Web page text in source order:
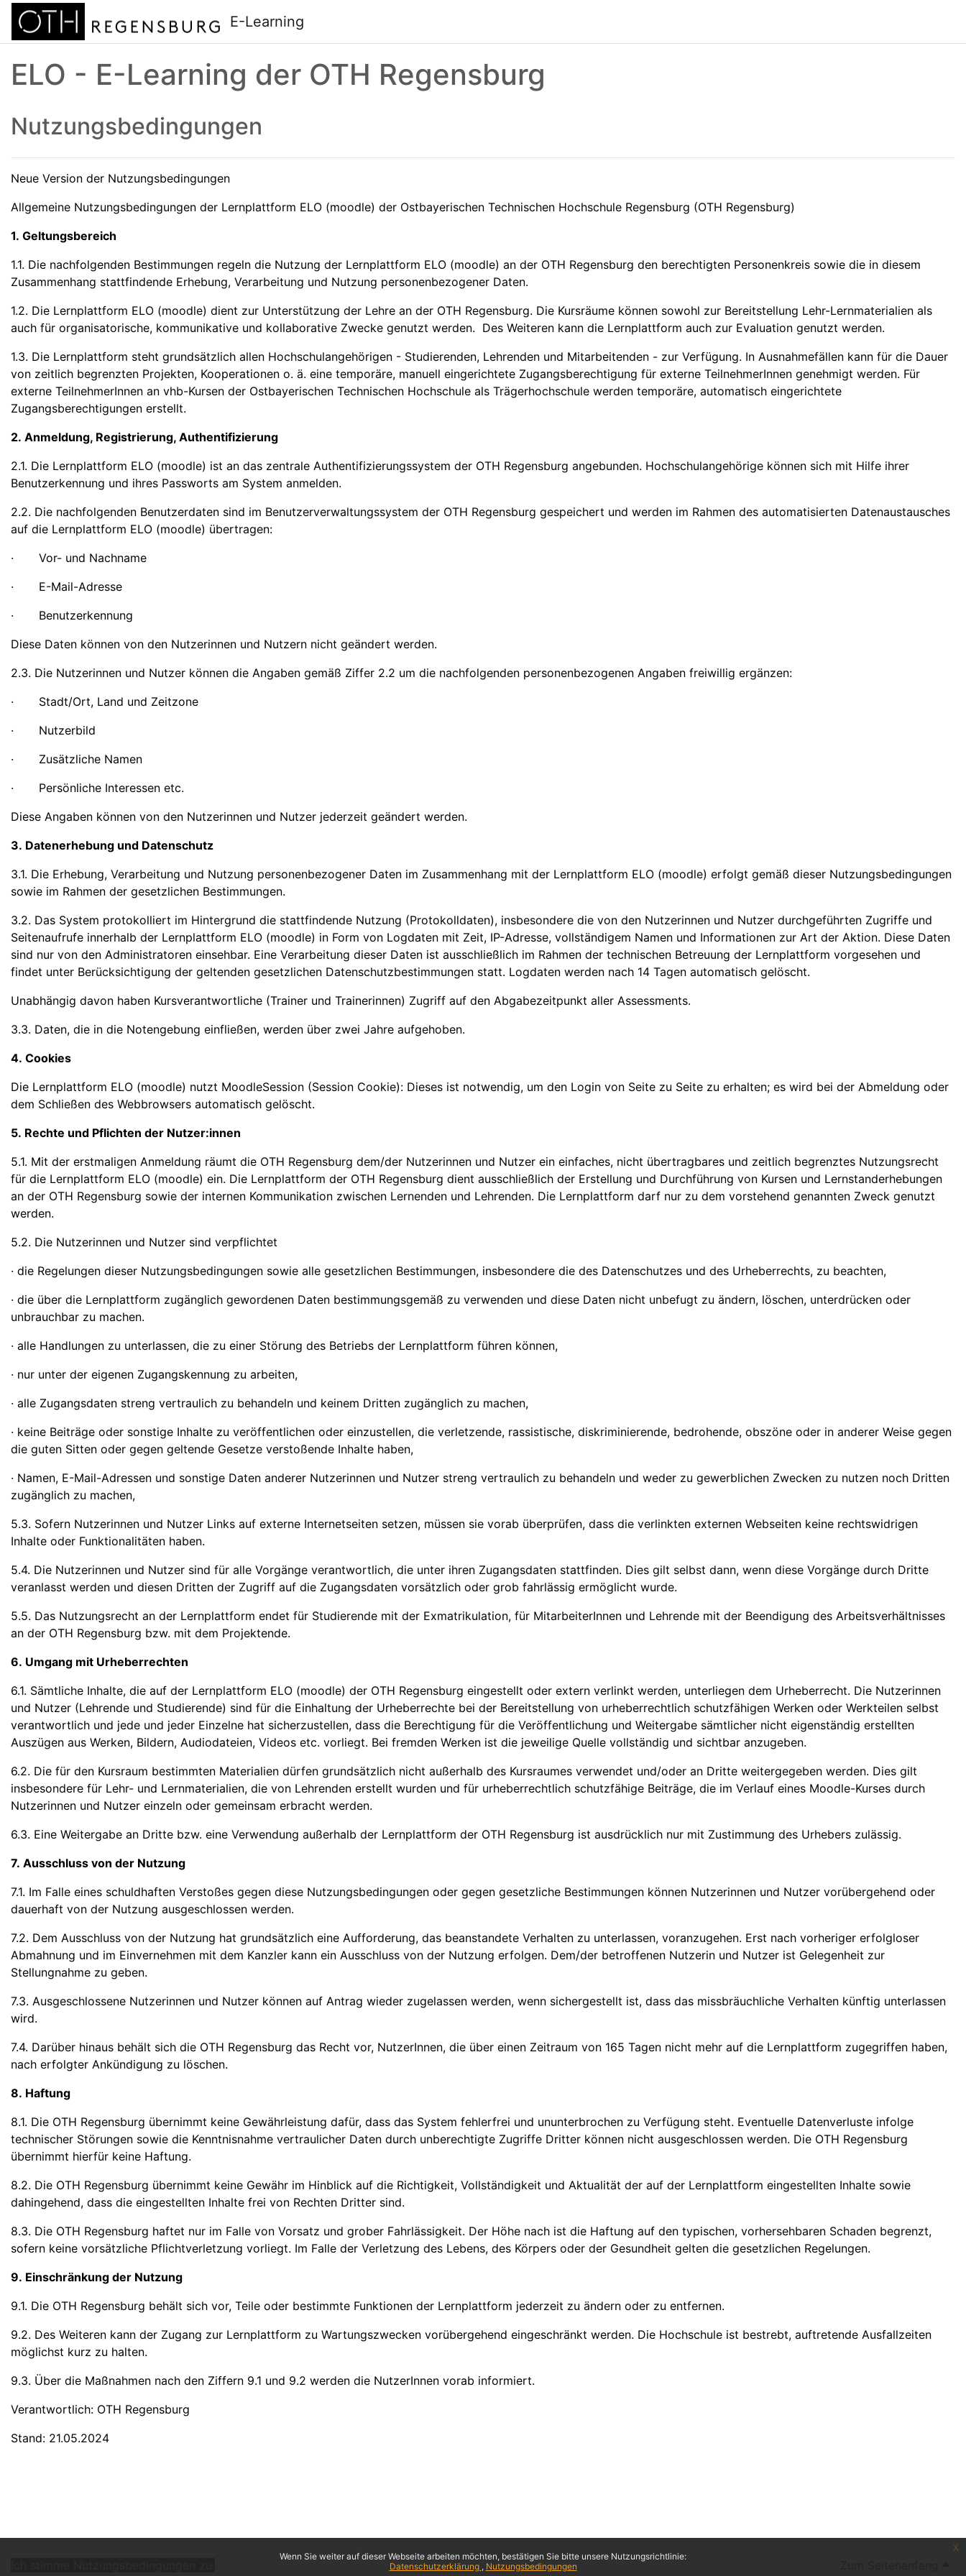
Zum Hauptinhalt
Wenn Sie weiter auf dieser Webseite arbeiten möchten, bestätigen Sie bitte unsere Nutzungsrichtlinie:
Datenschutzerklärung
Nutzungsbedingungen
x
E-Learning
ELO - E-Learning der OTH Regensburg
Nutzungsbedingungen
Neue Version der Nutzungsbedingungen
Allgemeine Nutzungsbedingungen der Lernplattform ELO (moodle) der Ostbayerischen Technischen Hochschule Regensburg (OTH Regensburg)
1. Geltungsbereich
1.1. Die nachfolgenden Bestimmungen regeln die Nutzung der Lernplattform ELO (moodle) an der OTH Regensburg den berechtigten Personenkreis sowie die in diesem
Zusammenhang stattfindende Erhebung, Verarbeitung und Nutzung personenbezogener Daten.
1.2. Die Lernplattform ELO (moodle) dient zur Unterstützung der Lehre an der OTH Regensburg. Die Kursräume können sowohl zur Bereitstellung Lehr-Lernmaterialien als
auch für organisatorische, kommunikative und kollaborative Zwecke genutzt werden. Des Weiteren kann die Lernplattform auch zur Evaluation genutzt werden.
1.3. Die Lernplattform steht grundsätzlich allen Hochschulangehörigen - Studierenden, Lehrenden und Mitarbeitenden - zur Verfügung. In Ausnahmefällen kann für die Dauer
von zeitlich begrenzten Projekten, Kooperationen o. ä. eine temporäre, manuell eingerichtete Zugangsberechtigung für externe TeilnehmerInnen genehmigt werden. Für
externe TeilnehmerInnen an vhb-Kursen der Ostbayerischen Technischen Hochschule als Trägerhochschule werden temporäre, automatisch eingerichtete
Zugangsberechtigungen erstellt.
2. Anmeldung, Registrierung, Authentifizierung
2.1. Die Lernplattform ELO (moodle) ist an das zentrale Authentifizierungssystem der OTH Regensburg angebunden. Hochschulangehörige können sich mit Hilfe ihrer
Benutzerkennung und ihres Passworts am System anmelden.
2.2. Die nachfolgenden Benutzerdaten sind im Benutzerverwaltungssystem der OTH Regensburg gespeichert und werden im Rahmen des automatisierten Datenaustausches
auf die Lernplattform ELO (moodle) übertragen:
· Vor- und Nachname
· E-Mail-Adresse
· Benutzerkennung
Diese Daten können von den Nutzerinnen und Nutzern nicht geändert werden.
2.3. Die Nutzerinnen und Nutzer können die Angaben gemäß Ziffer 2.2 um die nachfolgenden personenbezogenen Angaben freiwillig ergänzen:
· Stadt/Ort, Land und Zeitzone
· Nutzerbild
· Zusätzliche Namen
· Persönliche Interessen etc.
Diese Angaben können von den Nutzerinnen und Nutzer jederzeit geändert werden.
3. Datenerhebung und Datenschutz
3.1. Die Erhebung, Verarbeitung und Nutzung personenbezogener Daten im Zusammenhang mit der Lernplattform ELO (moodle) erfolgt gemäß dieser Nutzungsbedingungen
sowie im Rahmen der gesetzlichen Bestimmungen.
3.2. Das System protokolliert im Hintergrund die stattfindende Nutzung (Protokolldaten), insbesondere die von den Nutzerinnen und Nutzer durchgeführten Zugriffe und
Seitenaufrufe innerhalb der Lernplattform ELO (moodle) in Form von Logdaten mit Zeit, IP-Adresse, vollständigem Namen und Informationen zur Art der Aktion. Diese Daten
sind nur von den Administratoren einsehbar. Eine Verarbeitung dieser Daten ist ausschließlich im Rahmen der technischen Betreuung der Lernplattform vorgesehen und
findet unter Berücksichtigung der geltenden gesetzlichen Datenschutzbestimmungen statt. Logdaten werden nach 14 Tagen automatisch gelöscht.
Unabhängig davon haben Kursverantwortliche (Trainer und Trainerinnen) Zugriff auf den Abgabezeitpunkt aller Assessments.
3.3. Daten, die in die Notengebung einfließen, werden über zwei Jahre aufgehoben.
4. Cookies
Die Lernplattform ELO (moodle) nutzt MoodleSession (Session Cookie): Dieses ist notwendig, um den Login von Seite zu Seite zu erhalten; es wird bei der Abmeldung oder
dem Schließen des Webbrowsers automatisch gelöscht.
5. Rechte und Pflichten der Nutzer:innen
5.1. Mit der erstmaligen Anmeldung räumt die OTH Regensburg dem/der Nutzerinnen und Nutzer ein einfaches, nicht übertragbares und zeitlich begrenztes Nutzungsrecht
für die Lernplattform ELO (moodle) ein. Die Lernplattform der OTH Regensburg dient ausschließlich der Erstellung und Durchführung von Kursen und Lernstanderhebungen
an der OTH Regensburg sowie der internen Kommunikation zwischen Lernenden und Lehrenden. Die Lernplattform darf nur zu dem vorstehend genannten Zweck genutzt
werden.
5.2. Die Nutzerinnen und Nutzer sind verpflichtet
· die Regelungen dieser Nutzungsbedingungen sowie alle gesetzlichen Bestimmungen, insbesondere die des Datenschutzes und des Urheberrechts, zu beachten,
· die über die Lernplattform zugänglich gewordenen Daten bestimmungsgemäß zu verwenden und diese Daten nicht unbefugt zu ändern, löschen, unterdrücken oder
unbrauchbar zu machen.
· alle Handlungen zu unterlassen, die zu einer Störung des Betriebs der Lernplattform führen können,
· nur unter der eigenen Zugangskennung zu arbeiten,
· alle Zugangsdaten streng vertraulich zu behandeln und keinem Dritten zugänglich zu machen,
· keine Beiträge oder sonstige Inhalte zu veröffentlichen oder einzustellen, die verletzende, rassistische, diskriminierende, bedrohende, obszöne oder in anderer Weise gegen
die guten Sitten oder gegen geltende Gesetze verstoßende Inhalte haben,
· Namen, E-Mail-Adressen und sonstige Daten anderer Nutzerinnen und Nutzer streng vertraulich zu behandeln und weder zu gewerblichen Zwecken zu nutzen noch Dritten
zugänglich zu machen,
5.3. Sofern Nutzerinnen und Nutzer Links auf externe Internetseiten setzen, müssen sie vorab überprüfen, dass die verlinkten externen Webseiten keine rechtswidrigen
Inhalte oder Funktionalitäten haben.
5.4. Die Nutzerinnen und Nutzer sind für alle Vorgänge verantwortlich, die unter ihren Zugangsdaten stattfinden. Dies gilt selbst dann, wenn diese Vorgänge durch Dritte
veranlasst werden und diesen Dritten der Zugriff auf die Zugangsdaten vorsätzlich oder grob fahrlässig ermöglicht wurde.
5.5. Das Nutzungsrecht an der Lernplattform endet für Studierende mit der Exmatrikulation, für MitarbeiterInnen und Lehrende mit der Beendigung des Arbeitsverhältnisses
an der OTH Regensburg bzw. mit dem Projektende.
6. Umgang mit Urheberrechten
6.1. Sämtliche Inhalte, die auf der Lernplattform ELO (moodle) der OTH Regensburg eingestellt oder extern verlinkt werden, unterliegen dem Urheberrecht. Die Nutzerinnen
und Nutzer (Lehrende und Studierende) sind für die Einhaltung der Urheberrechte bei der Bereitstellung von urheberrechtlich schutzfähigen Werken oder Werkteilen selbst
verantwortlich und jede und jeder Einzelne hat sicherzustellen, dass die Berechtigung für die Veröffentlichung und Weitergabe sämtlicher nicht eigenständig erstellten
Auszügen aus Werken, Bildern, Audiodateien, Videos etc. vorliegt. Bei fremden Werken ist die jeweilige Quelle vollständig und sichtbar anzugeben.
6.2. Die für den Kursraum bestimmten Materialien dürfen grundsätzlich nicht außerhalb des Kursraumes verwendet und/oder an Dritte weitergegeben werden. Dies gilt
insbesondere für Lehr- und Lernmaterialien, die von Lehrenden erstellt wurden und für urheberrechtlich schutzfähige Beiträge, die im Verlauf eines Moodle-Kurses durch
Nutzerinnen und Nutzer einzeln oder gemeinsam erbracht werden.
6.3. Eine Weitergabe an Dritte bzw. eine Verwendung außerhalb der Lernplattform der OTH Regensburg ist ausdrücklich nur mit Zustimmung des Urhebers zulässig.
7. Ausschluss von der Nutzung
7.1. Im Falle eines schuldhaften Verstoßes gegen diese Nutzungsbedingungen oder gegen gesetzliche Bestimmungen können Nutzerinnen und Nutzer vorübergehend oder
dauerhaft von der Nutzung ausgeschlossen werden.
7.2. Dem Ausschluss von der Nutzung hat grundsätzlich eine Aufforderung, das beanstandete Verhalten zu unterlassen, voranzugehen. Erst nach vorheriger erfolgloser
Abmahnung und im Einvernehmen mit dem Kanzler kann ein Ausschluss von der Nutzung erfolgen. Dem/der betroffenen Nutzerin und Nutzer ist Gelegenheit zur
Stellungnahme zu geben.
7.3. Ausgeschlossene Nutzerinnen und Nutzer können auf Antrag wieder zugelassen werden, wenn sichergestellt ist, dass das missbräuchliche Verhalten künftig unterlassen
wird.
7.4. Darüber hinaus behält sich die OTH Regensburg das Recht vor, NutzerInnen, die über einen Zeitraum von 165 Tagen nicht mehr auf die Lernplattform zugegriffen haben,
nach erfolgter Ankündigung zu löschen.
8. Haftung
8.1. Die OTH Regensburg übernimmt keine Gewährleistung dafür, dass das System fehlerfrei und ununterbrochen zu Verfügung steht. Eventuelle Datenverluste infolge
technischer Störungen sowie die Kenntnisnahme vertraulicher Daten durch unberechtigte Zugriffe Dritter können nicht ausgeschlossen werden. Die OTH Regensburg
übernimmt hierfür keine Haftung.
8.2. Die OTH Regensburg übernimmt keine Gewähr im Hinblick auf die Richtigkeit, Vollständigkeit und Aktualität der auf der Lernplattform eingestellten Inhalte sowie
dahingehend, dass die eingestellten Inhalte frei von Rechten Dritter sind.
8.3. Die OTH Regensburg haftet nur im Falle von Vorsatz und grober Fahrlässigkeit. Der Höhe nach ist die Haftung auf den typischen, vorhersehbaren Schaden begrenzt,
sofern keine vorsätzliche Pflichtverletzung vorliegt. Im Falle der Verletzung des Lebens, des Körpers oder der Gesundheit gelten die gesetzlichen Regelungen.
9. Einschränkung der Nutzung
9.1. Die OTH Regensburg behält sich vor, Teile oder bestimmte Funktionen der Lernplattform jederzeit zu ändern oder zu entfernen.
9.2. Des Weiteren kann der Zugang zur Lernplattform zu Wartungszwecken vorübergehend eingeschränkt werden. Die Hochschule ist bestrebt, auftretende Ausfallzeiten
möglichst kurz zu halten.
9.3. Über die Maßnahmen nach den Ziffern 9.1 und 9.2 werden die NutzerInnen vorab informiert.
Verantwortlich: OTH Regensburg
Stand: 21.05.2024